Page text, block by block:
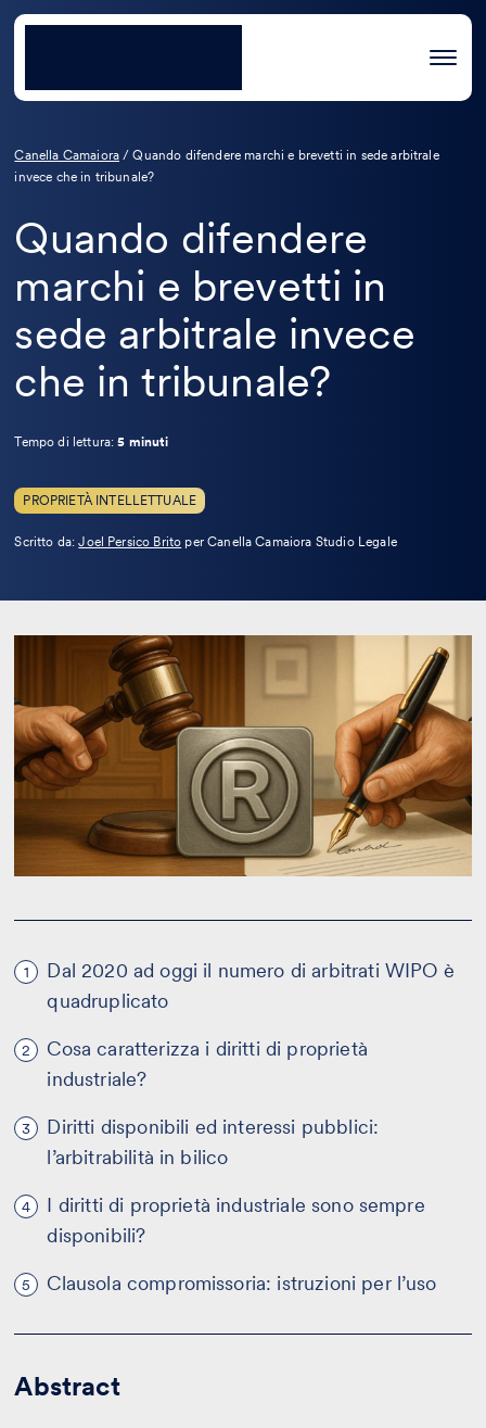
Canella Camaiora /Quando difendere marchi e brevetti in sede arbitrale
invece che in tribunale?
Quando difendere
marchi e brevetti in
sede arbitrale invece
che in tribunale?
Tempo di lettura:5 minuti
PROPRIETÀ INTELLETTUALE
Scritto da:Joel Persico BritoLeggi
per Canella Camaiora Studio Legale
1
Dal 2020 ad oggi il numero di arbitrati WIPO è
quadruplicato
2
Cosa caratterizza i diritti di proprietà
industriale?
3
Diritti disponibili ed interessi pubblici:
l’arbitrabilità in bilico
4
I diritti di proprietà industriale sono sempre
disponibili?
5 Clausola compromissoria: istruzioni per l’uso
Abstract